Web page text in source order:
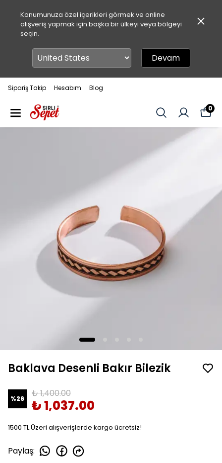
Konumunuza özel içerikleri görmek ve online
alışveriş yapmak için başka bir ülkeyi veya bölgeyi
seçin.
Devam
Sipariş Takip Hesabım Blog
0
Baklava Desenli Bakır Bilezik
%26 ₺ 1,400.00
₺ 1,037.00
1500 TL Üzeri alışverişlerde kargo ücretsiz!
Paylaş: